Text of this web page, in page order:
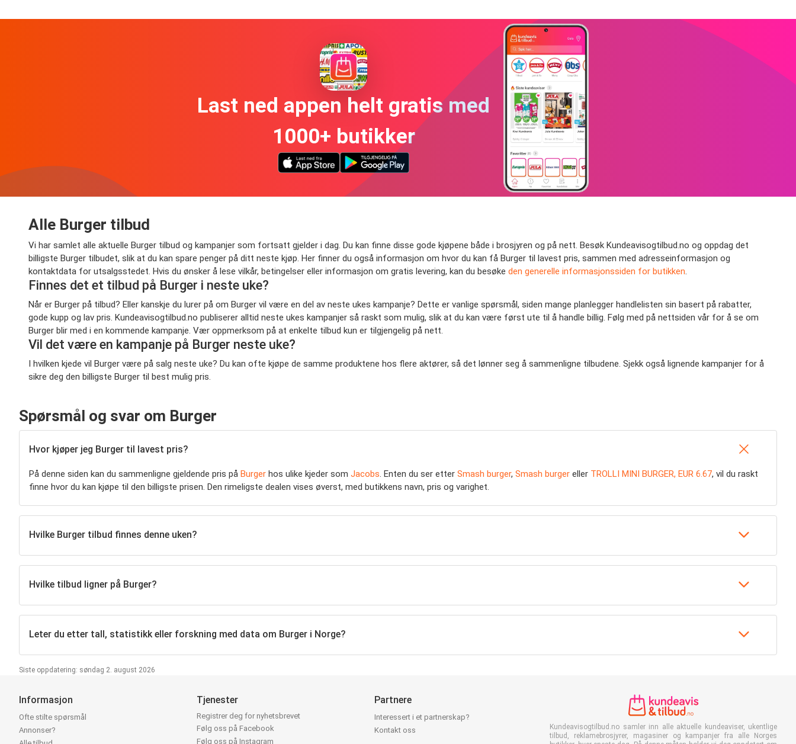
Last ned appen helt gratis med
1000+ butikker
Alle Burger tilbud
Vi har samlet alle aktuelle Burger tilbud og kampanjer som fortsatt gjelder i dag. Du kan finne disse gode kjøpene både i brosjyren og på nett. Besøk Kundeavisogtilbud.no og oppdag det
billigste Burger tilbudet, slik at du kan spare penger på ditt neste kjøp. Her finner du også informasjon om hvor du kan få Burger til lavest pris, sammen med adresseinformasjon og
kontaktdata for utsalgsstedet. Hvis du ønsker å lese vilkår, betingelser eller informasjon om gratis levering, kan du besøke den generelle informasjonssiden for butikken.
Finnes det et tilbud på Burger i neste uke?
Når er Burger på tilbud? Eller kanskje du lurer på om Burger vil være en del av neste ukes kampanje? Dette er vanlige spørsmål, siden mange planlegger handlelisten sin basert på rabatter,
gode kupp og lav pris. Kundeavisogtilbud.no publiserer alltid neste ukes kampanjer så raskt som mulig, slik at du kan være først ute til å handle billig. Følg med på nettsiden vår for å se om
Burger blir med i en kommende kampanje. Vær oppmerksom på at enkelte tilbud kun er tilgjengelig på nett.
Vil det være en kampanje på Burger neste uke?
I hvilken kjede vil Burger være på salg neste uke? Du kan ofte kjøpe de samme produktene hos flere aktører, så det lønner seg å sammenligne tilbudene. Sjekk også lignende kampanjer for å
sikre deg den billigste Burger til best mulig pris.
Spørsmål og svar om Burger
Hvor kjøper jeg Burger til lavest pris?
På denne siden kan du sammenligne gjeldende pris på Burger hos ulike kjeder som Jacobs. Enten du ser etter Smash burger, Smash burger eller TROLLI MINI BURGER, EUR 6.67, vil du raskt
finne hvor du kan kjøpe til den billigste prisen. Den rimeligste dealen vises øverst, med butikkens navn, pris og varighet.
Hvilke Burger tilbud finnes denne uken?
Hvilke tilbud ligner på Burger?
Leter du etter tall, statistikk eller forskning med data om Burger i Norge?
Siste oppdatering: søndag 2. august 2026
Informasjon
Ofte stilte spørsmål
Annonser?
Tjenester
Registrer deg for nyhetsbrevet
Følg oss på Facebook
Følg oss på Instagram
Partnere
Interessert i et partnerskap?
Kontakt oss
Kundeavisogtilbud.no samler inn alle aktuelle kundeaviser, ukentlige
tilbud, reklamebrosjyrer, magasiner og kampanjer fra alle Norges